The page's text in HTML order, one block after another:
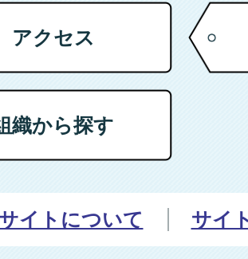
アクセス
織から探す
イトについて サイ